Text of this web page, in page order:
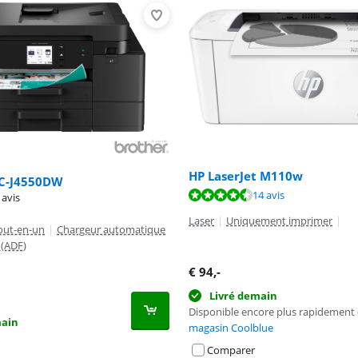
J4550DW
en-un | Chargeur automatique
HP LaserJet M110w
sur 10, basée sur 14 avis.
14 avis
Laser | Uniquement imprimer |
€ 94,-
Livré demain
Disponible encore plus rapidement
magasin Coolblue
Comparer
sur 10, basée sur 76 avis.